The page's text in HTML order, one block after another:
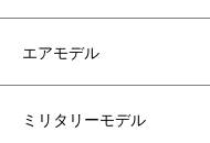
エアモデル
ミリタリーモデル